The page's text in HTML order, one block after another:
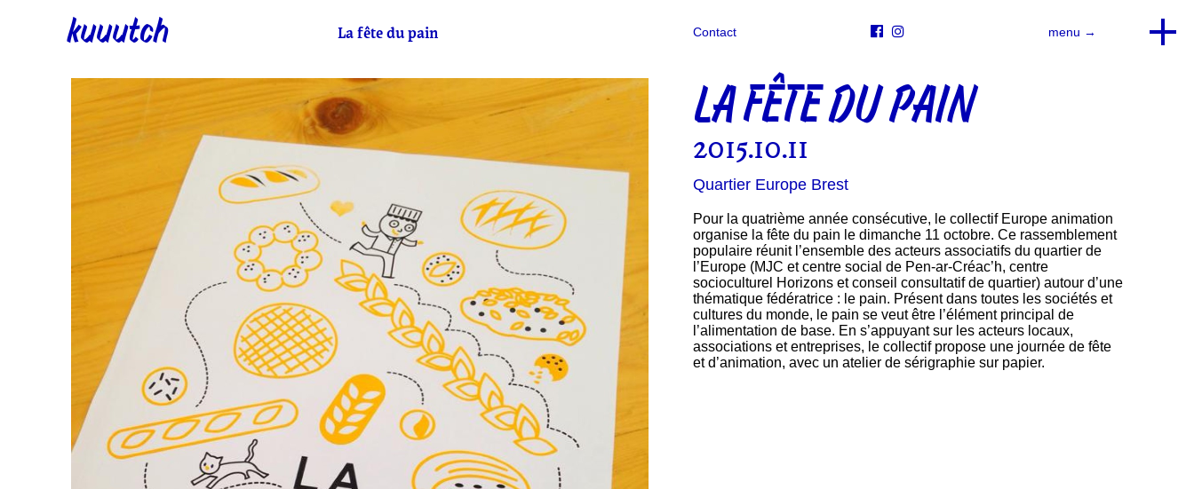
kuuutch Contact   menu →
La fête du pain
LA FÊTE DU PAIN
2015.10.11
Quartier Europe Brest
Pour la quatrième année consécutive, le collectif Europe animation
organise la fête du pain le dimanche 11 octobre. Ce rassemblement
populaire réunit l’ensemble des acteurs associatifs du quartier de
l’Europe (MJC et centre social de Pen-ar-Créac’h, centre
socioculturel Horizons et conseil consultatif de quartier) autour d’une
thématique fédératrice : le pain. Présent dans toutes les sociétés et
cultures du monde, le pain se veut être l’élément principal de
l’alimentation de base. En s’appuyant sur les acteurs locaux,
associations et entreprises, le collectif propose une journée de fête
et d’animation, avec un atelier de sérigraphie sur papier.